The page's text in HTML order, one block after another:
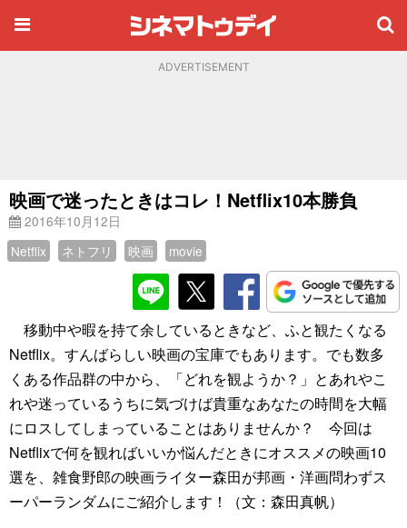
ADVERTISEMENT
映画で迷ったときはコレ！Netflix10本勝負
2016年10月12日
Netflix
ネトフリ 映画 movie
移動中や暇を持て余しているときなど、ふと観たくなる
Netflix。すんばらしい映画の宝庫でもあります。でも数多
くある作品群の中から、「どれを観ようか？」とあれやこ
れや迷っているうちに気づけば貴重なあなたの時間を大幅
にロスしてしまっていることはありませんか？ 今回は
Netflixで何を観ればいいか悩んだときにオススメの映画10
選を、雑食野郎の映画ライター森田が邦画・洋画問わずス
ーパーランダムにご紹介します！（文：森田真帆）